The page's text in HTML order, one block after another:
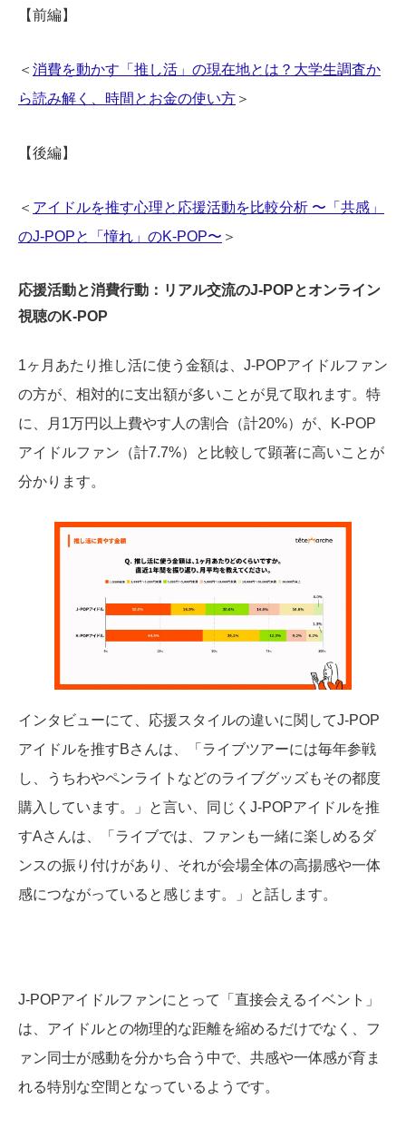
【前編】
＜ 消費を動かす「推し活」の現在地とは？大学生調査か
ら読み解く、時間とお金の使い方 ＞
【後編】
＜ アイドルを推す心理と応援活動を比較分析 〜「共感」
のJ-POPと「憧れ」のK-POP〜 ＞
応援活動と消費行動：リアル交流のJ-POPとオンライン
視聴のK-POP
1ヶ月あたり推し活に使う金額は、J-POPアイドルファン
の方が、相対的に支出額が多いことが見て取れます。特
に、月1万円以上費やす人の割合（計20%）が、K-POP
アイドルファン（計7.7%）と比較して顕著に高いことが
分かります。
インタビューにて、応援スタイルの違いに関してJ-POP
アイドルを推すBさんは、「ライブツアーには毎年参戦
し、うちわやペンライトなどのライブグッズもその都度
購入しています。」と言い、同じくJ-POPアイドルを推
すAさんは、「ライブでは、ファンも一緒に楽しめるダ
ンスの振り付けがあり、それが会場全体の高揚感や一体
感につながっていると感じます。」と話します。
J-POPアイドルファンにとって「直接会えるイベント」
は、アイドルとの物理的な距離を縮めるだけでなく、フ
ァン同士が感動を分かち合う中で、共感や一体感が育ま
れる特別な空間となっているようです。